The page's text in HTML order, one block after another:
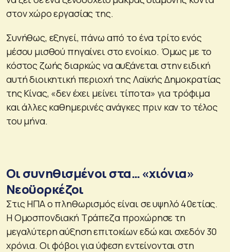
στον χώρο εργασίας της.
Συνήθως, εξηγεί, πάνω από το ένα τρίτο ενός
μέσου μισθού πηγαίνει στο ενοίκιο. Όμως με το
κόστος ζωής διαρκώς να αυξάνεται στην ειδική
αυτή διοικητική περιοχή της Λαϊκής Δημοκρατίας
της Κίνας, «δεν έχει μείνει τίποτα» για τρόφιμα
και άλλες καθημερινές ανάγκες πριν καν το τέλος
του μήνα.
Οι συνηθισμένοι στα… «χιόνια»
Νεοϋορκέζοι
Στις ΗΠΑ ο πληθωρισμός είναι σε υψηλό 40ετίας.
Η Ομοσπονδιακή Τράπεζα προχώρησε τη
μεγαλύτερη αύξηση επιτοκίων εδώ και σχεδόν 30
χρόνια. Οι φόβοι για ύφεση εντείνονται στη